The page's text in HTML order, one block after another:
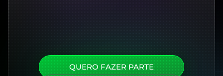
QUERO FAZER PARTE